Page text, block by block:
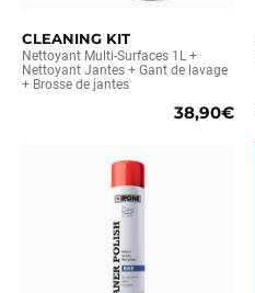
CLEANING KIT
Nettoyant Multi-Surfaces 1L +
Nettoyant Jantes + Gant de lavage
+ Brosse de jantes
38,90€